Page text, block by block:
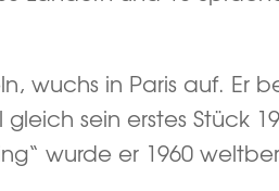
wuchs in Paris auf. Er
sein erstes Stück
wurde er 1960